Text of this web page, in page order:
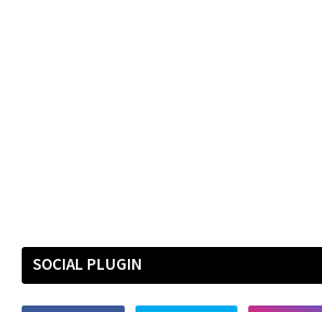
SOCIAL PLUGIN